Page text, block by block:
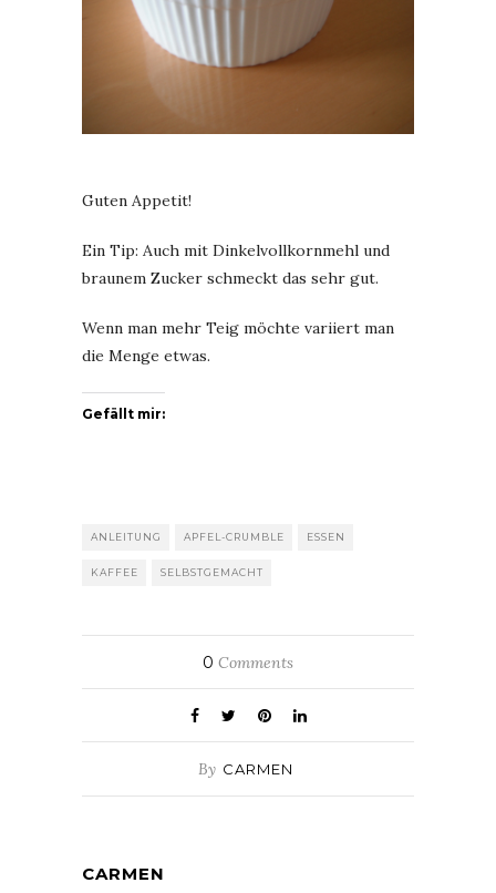
Guten Appetit!
Ein Tip: Auch mit Dinkelvollkornmehl und
braunem Zucker schmeckt das sehr gut.
Wenn man mehr Teig möchte variiert man
die Menge etwas.
Gefällt mir:
ANLEITUNG APFEL-CRUMBLE ESSEN
KAFFEE SELBSTGEMACHT
0 Comments
By CARMEN
CARMEN